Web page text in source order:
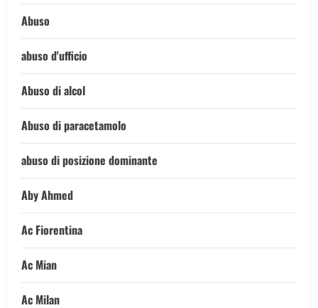
Abuso
abuso d'ufficio
Abuso di alcol
Abuso di paracetamolo
abuso di posizione dominante
Aby Ahmed
Ac Fiorentina
Ac Mian
Ac Milan